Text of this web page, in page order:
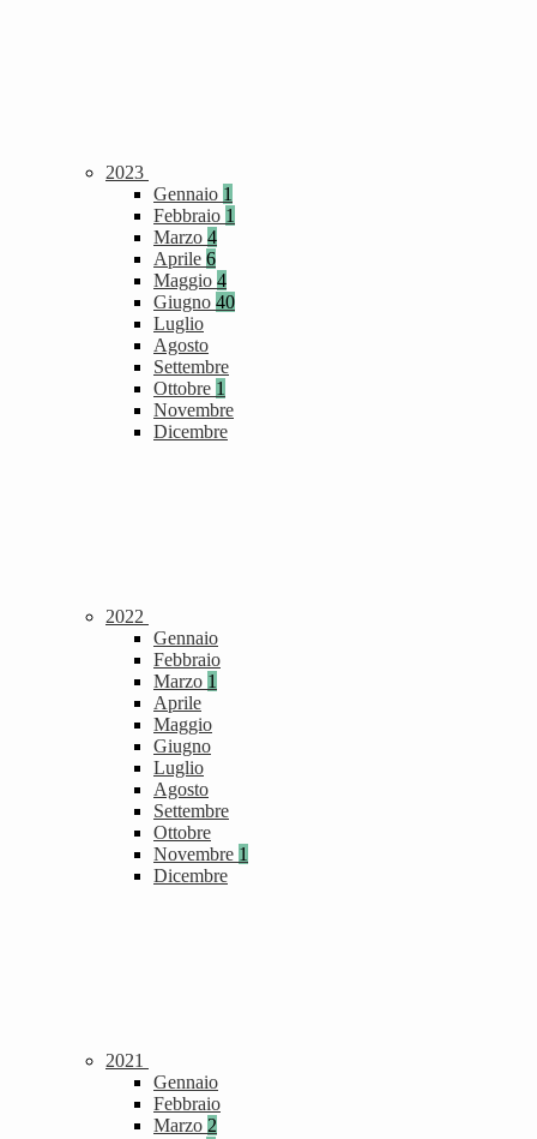
2023
Gennaio 1
Febbraio 1
Marzo 4
Aprile 6
Maggio 4
Giugno 40
Luglio
Agosto
Settembre
Ottobre 1
Novembre
Dicembre
2022
Gennaio
Febbraio
Marzo 1
Aprile
Maggio
Giugno
Luglio
Agosto
Settembre
Ottobre
Novembre 1
Dicembre
2021
Gennaio
Febbraio
Marzo 2